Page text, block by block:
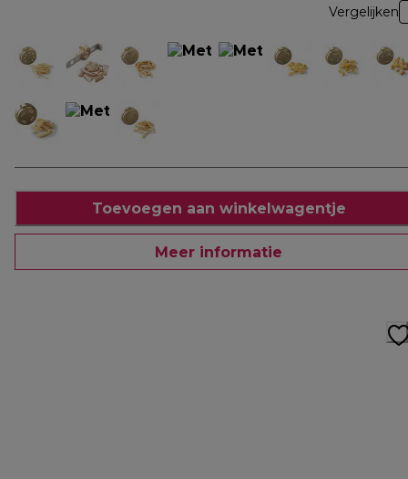
Vergelijken
Toevoegen aan winkelwagentje
Meer informatie